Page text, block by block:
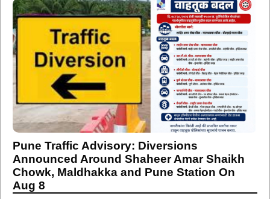
Pune Traffic Advisory: Diversions
Announced Around Shaheer Amar Shaikh
Chowk, Maldhakka and Pune Station On
Aug 8